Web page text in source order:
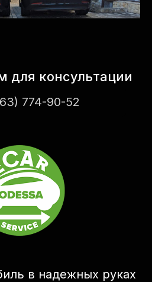
для консультации
774-90-52
в надежных руках